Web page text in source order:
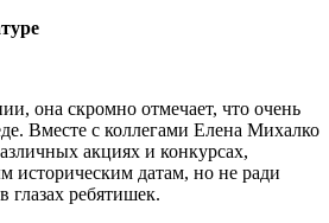
она скромно отмечает, что очень
Вместе с коллегами Елена Михалко
акциях и конкурсах,
историческим датам, но не ради
глазах ребятишек.